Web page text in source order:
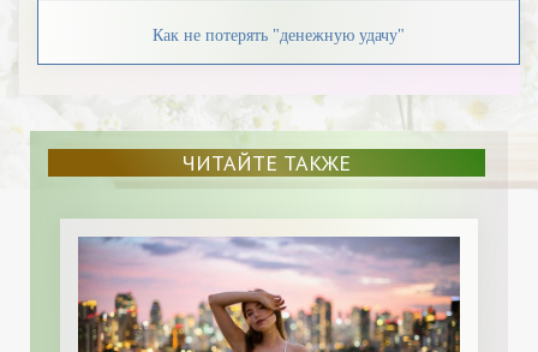
Как не потерять "денежную удачу"
ЧИТАЙТЕ ТАКЖЕ